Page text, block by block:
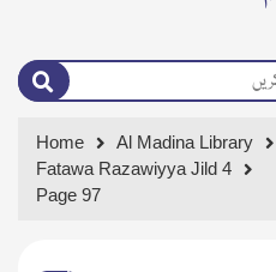
Home
Al Madina Library
Fatawa Razawiyya Jild 4
Page 97